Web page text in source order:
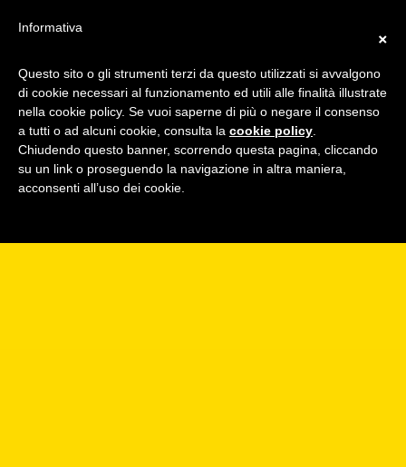
×
Informativa
Questo sito o gli strumenti terzi da questo utilizzati si avvalgono
di cookie necessari al funzionamento ed utili alle finalità illustrate
nella cookie policy. Se vuoi saperne di più o negare il consenso
a tutti o ad alcuni cookie, consulta la cookie policy
Chiudendo questo banner, scorrendo questa pagina, cliccando
su un link o proseguendo la navigazione in altra maniera,
acconsenti all’uso dei cookie.